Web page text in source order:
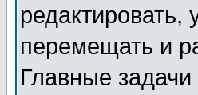
редактировать,
перемещать и
Главные